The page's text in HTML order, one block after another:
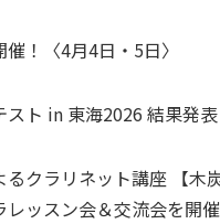
！〈4月4日・5日〉
スト in 東海2026 結果発表
クラリネット講座 【木
レッスン会＆交流会を開